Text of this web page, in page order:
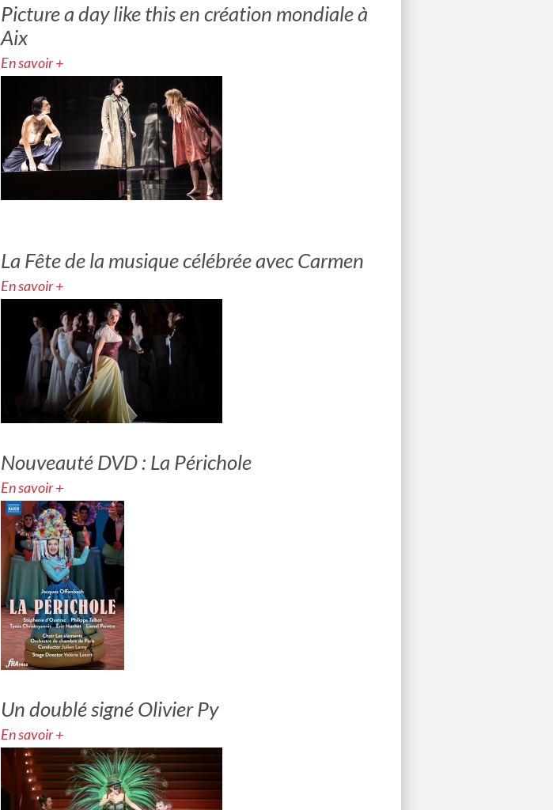
Picture a day like this en création mondiale à
Aix
En savoir +
La Fête de la musique célébrée avec Carmen
En savoir +
Nouveauté DVD : La Périchole
En savoir +
Un doublé signé Olivier Py
En savoir +